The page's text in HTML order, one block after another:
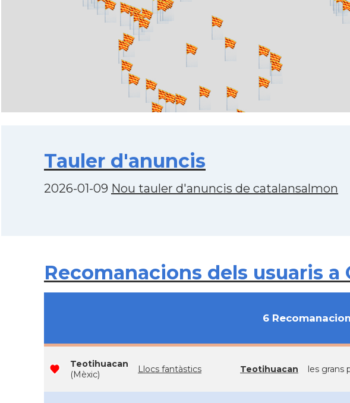
Tauler d'anuncis
2026-01-09 Nou tauler d'anuncis de catalansalmon
Recomanacions dels usuaris a
6
Teotihuacan
(Mèxic)
Llocs fantàstics Teotihuacan les grans